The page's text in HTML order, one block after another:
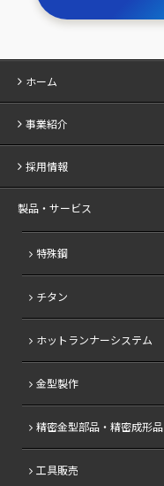
ホーム
事業紹介
採用情報
製品・サービス
特殊鋼
チタン
ホットランナーシステム
金型製作
精密金型部品・精密成形品
工具販売